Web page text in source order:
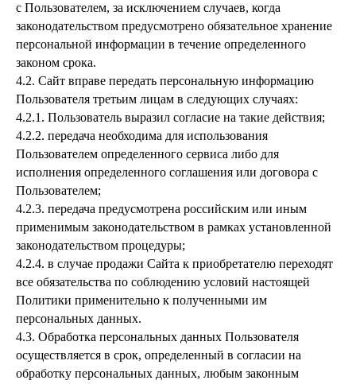
с Пользователем, за исключением случаев, когда
законодательством предусмотрено обязательное хранение
персональной информации в течение определенного
законом срока.
4.2. Сайт вправе передать персональную информацию
Пользователя третьим лицам в следующих случаях:
4.2.1. Пользователь выразил согласие на такие действия;
4.2.2. передача необходима для использования
Пользователем определенного сервиса либо для
исполнения определенного соглашения или договора с
Пользователем;
4.2.3. передача предусмотрена российским или иным
применимым законодательством в рамках установленной
законодательством процедуры;
4.2.4. в случае продажи Сайта к приобретателю переходят
все обязательства по соблюдению условий настоящей
Политики применительно к полученными им
персональных данных.
4.3. Обработка персональных данных Пользователя
осуществляется в срок, определенный в согласии на
обработку персональных данных, любым законным